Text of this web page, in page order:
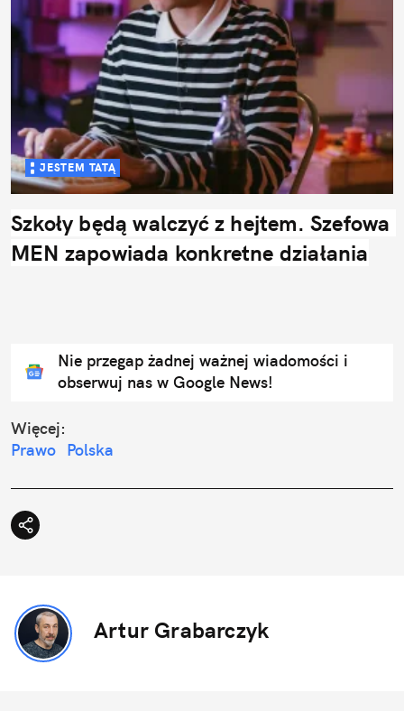
JESTEM TATĄ
Szkoły będą walczyć z hejtem. Szefowa
MEN zapowiada konkretne działania
Nie przegap żadnej ważnej wiadomości i
obserwuj nas w Google News!
Więcej:
Prawo Polska
Artur Grabarczyk